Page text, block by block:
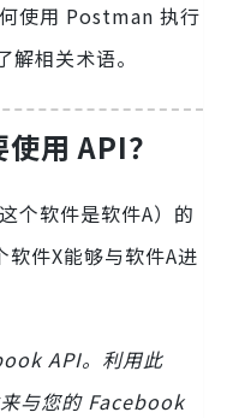
使用 Postman 执行
相关术语。
用 API？
个软件是软件A）的
件X能够与软件A进
API。利用此
与您的 Facebook